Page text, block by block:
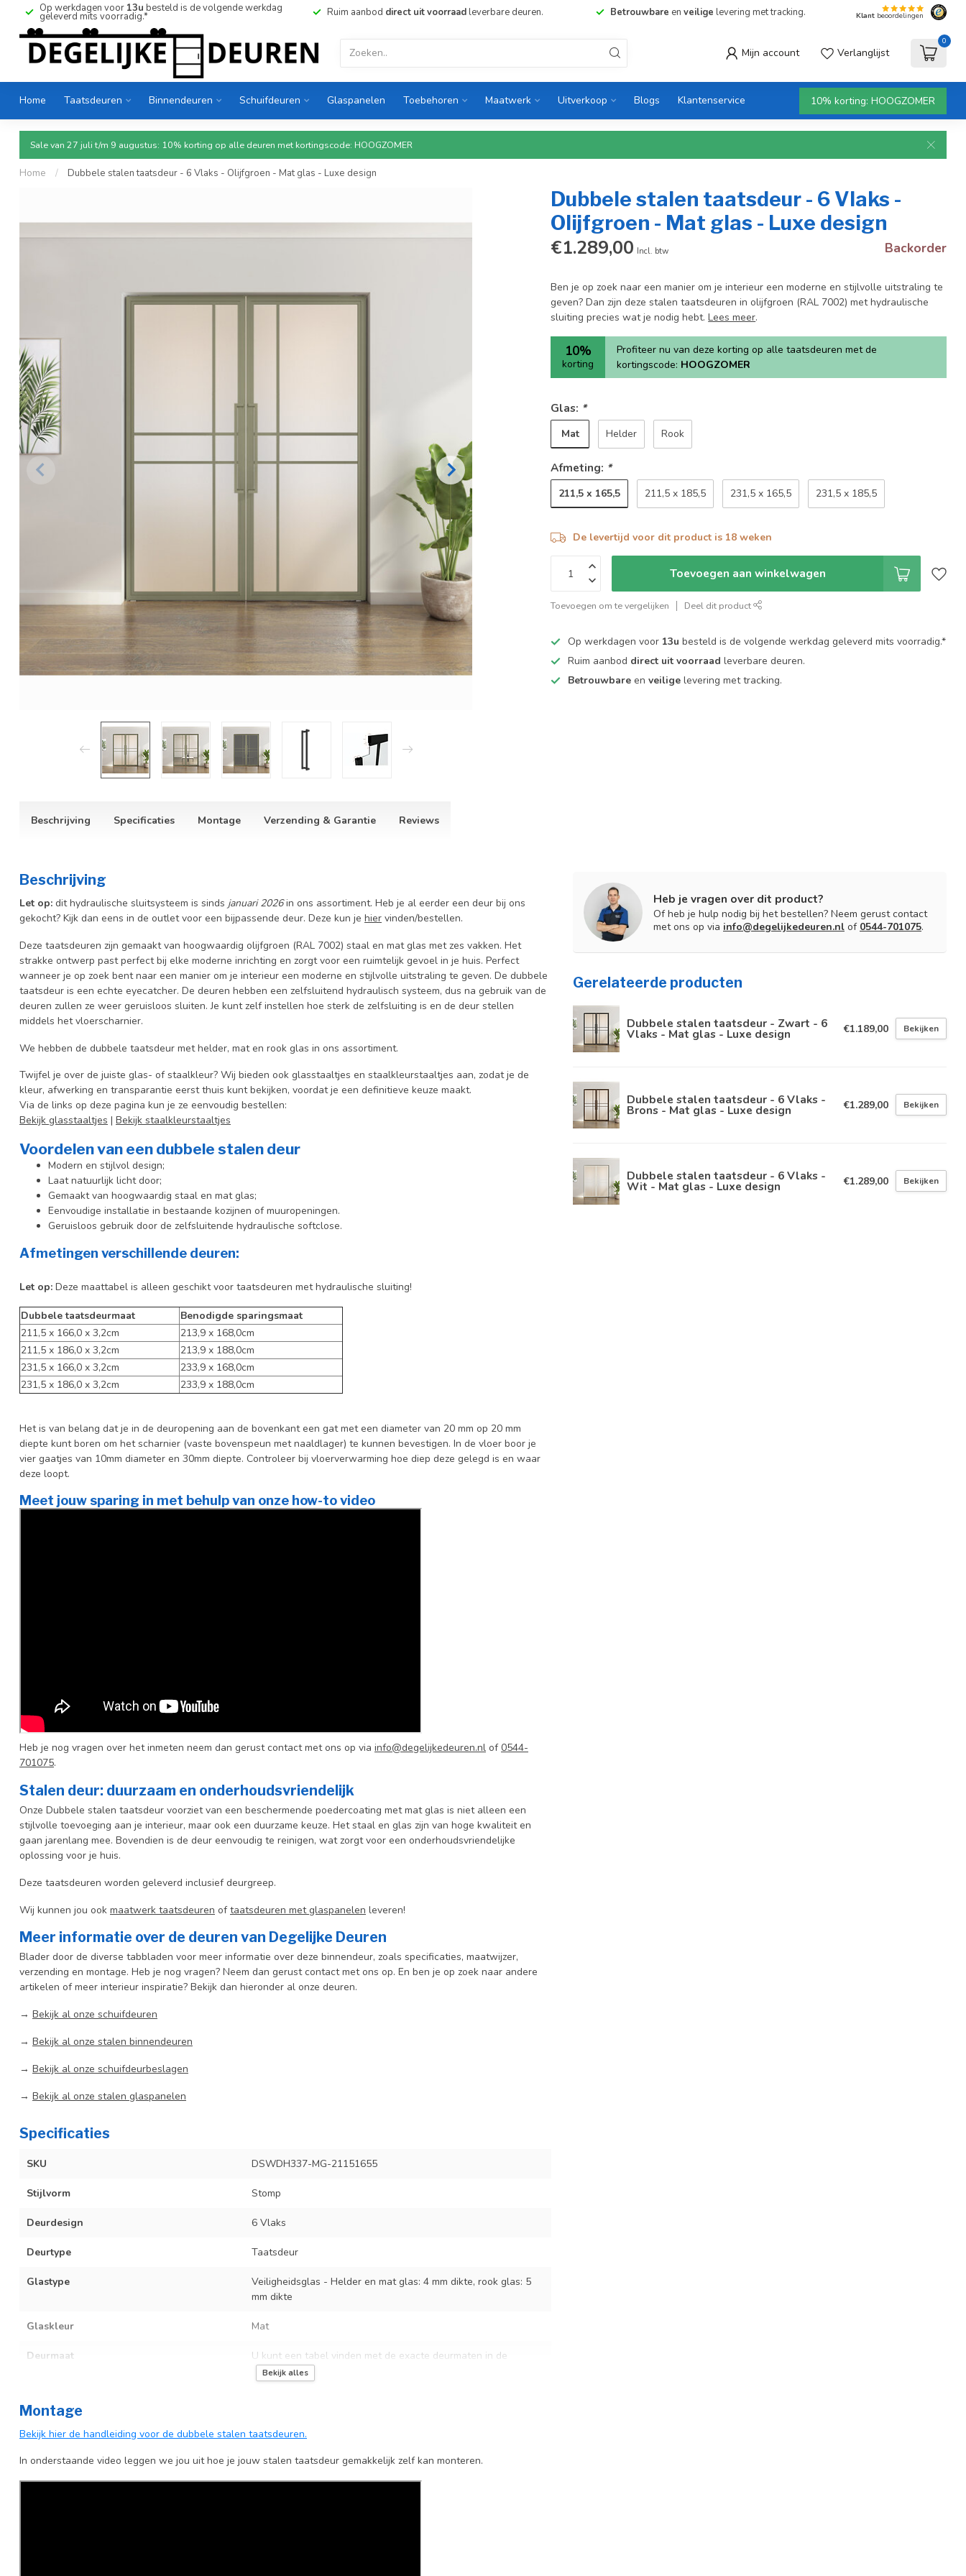
Op werkdagen voor 13u besteld is de volgende werkdag
geleverd mits voorradig.* Ruim aanbod direct uit voorraadleverbare deuren. Betrouwbare en veilige levering met tracking. Klant beoordelingen
Mijn account Verlanglijst
0
Home Taatsdeuren Binnendeuren Schuifdeuren Glaspanelen Toebehoren Maatwerk Uitverkoop Blogs Klantenservice 10% korting: HOOGZOMER
Sale van 27 juli t/m 9 augustus: 10% korting op alle deuren met kortingscode: HOOGZOMER
Home / Dubbele stalen taatsdeur - 6 Vlaks - Olijfgroen - Mat glas - Luxe design
Dubbele stalen taatsdeur - 6 Vlaks -
Olijfgroen - Mat glas - Luxe design
€1.289,00 Incl. btw Backorder
Ben je op zoek naar een manier om je interieur een moderne en stijlvolle uitstraling te
geven? Dan zijn deze stalen taatsdeuren in olijfgroen (RAL 7002) met hydraulische
sluiting precies wat je nodig hebt.Lees meer.
10%
korting
Profiteer nu van deze korting op alle taatsdeuren met de
kortingscode: HOOGZOMER
Glas: *
Mat Helder Rook
Afmeting: *
211,5 x 165,5 211,5 x 185,5 231,5 x 165,5 231,5 x 185,5
De levertijd voor dit product is 18 weken
Toevoegen aan winkelwagen
Toevoegen om te vergelijken Deel dit product
Op werkdagen voor 13u besteld is de volgende werkdag geleverd mits voorradig.*
Ruim aanbod direct uit voorraad leverbare deuren.
Betrouwbare enveiligelevering met tracking.
Beschrijving Specificaties Montage Verzending & Garantie Reviews
Beschrijving
Let op: dit hydraulische sluitsysteem is sinds januari 2026in ons assortiment. Heb je al eerder een deur bij ons
gekocht? Kijk dan eens in de outlet voor een bijpassende deur. Deze kun je hier vinden/bestellen.
Deze taatsdeuren zijn gemaakt van hoogwaardig olijfgroen (RAL 7002) staal en mat glas met zes vakken. Het
strakke ontwerp past perfect bij elke moderne inrichting en zorgt voor een ruimtelijk gevoel in je huis. Perfect
wanneer je op zoek bent naar een manier om je interieur een moderne en stijlvolle uitstraling te geven. De dubbele
taatsdeur is een echte eyecatcher. De deuren hebben een zelfsluitend hydraulisch systeem, dus na gebruik van de
deuren zullen ze weer geruisloos sluiten. Je kunt zelf instellen hoe sterk de zelfsluiting is en de deur stellen
middels het vloerscharnier.
We hebben de dubbele taatsdeur met helder, mat en rook glas in ons assortiment.
Twijfel je over de juiste glas- of staalkleur? Wij bieden ook glasstaaltjes en staalkleurstaaltjes aan, zodat je de
kleur, afwerking en transparantie eerst thuis kunt bekijken, voordat je een definitieve keuze maakt.
Via de links op deze pagina kun je ze eenvoudig bestellen:
Bekijk glasstaaltjes | Bekijk staalkleurstaaltjes
Voordelen van een dubbele stalen deur
Modern en stijlvol design;
Laat natuurlijk licht door;
Gemaakt van hoogwaardig staal en mat glas;
Eenvoudige installatie in bestaande kozijnen of muuropeningen.
Geruisloos gebruik door de zelfsluitende hydraulische softclose.
Afmetingen verschillende deuren:
Let op: Deze maattabel is alleen geschikt voor taatsdeuren met hydraulische sluiting!
Dubbele taatsdeurmaat
Benodigde sparingsmaat
211,5 x 166,0 x 3,2cm
213,9 x 168,0cm
211,5 x 186,0 x 3,2cm
213,9 x 188,0cm
231,5 x 166,0 x 3,2cm
233,9 x 168,0cm
231,5 x 186,0 x 3,2cm
233,9 x 188,0cm
Het is van belang dat je in de deuropening aan de bovenkant een gat met een diameter van 20 mm op 20 mm
diepte kunt boren om het scharnier (vaste bovenspeun met naaldlager) te kunnen bevestigen. In de vloer boor je
vier gaatjes van 10mm diameter en 30mm diepte. Controleer bij vloerverwarming hoe diep deze gelegd is en waar
deze loopt.
Meet jouw sparing in met behulp van onze how-to video
Heb je nog vragen over het inmeten neem dan gerust contact met ons op via info@degelijkedeuren.nl of0544-
701075.
Stalen deur: duurzaam en onderhoudsvriendelijk
Onze Dubbele stalen taatsdeur voorziet van een beschermende poedercoating met mat glas is niet alleen een
stijlvolle toevoeging aan je interieur, maar ook een duurzame keuze. Het staal en glas zijn van hoge kwaliteit en
gaan jarenlang mee. Bovendien is de deur eenvoudig te reinigen, wat zorgt voor een onderhoudsvriendelijke
oplossing voor je huis.
Deze taatsdeuren worden geleverd inclusief deurgreep.
Wij kunnen jou ook maatwerk taatsdeuren oftaatsdeuren met glaspanelen leveren!
Meer informatie over de deuren van Degelijke Deuren
Blader door de diverse tabbladen voor meer informatie over deze binnendeur, zoals specificaties, maatwijzer,
verzending en montage. Heb je nog vragen? Neem dan gerust contact met ons op. En ben je op zoek naar andere
artikelen of meer interieur inspiratie? Bekijk dan hieronder al onze deuren.
→ Bekijk al onze schuifdeuren
→ Bekijk al onze stalen binnendeuren
→ Bekijk al onze schuifdeurbeslagen
→ Bekijk al onze stalen glaspanelen
Specificaties
SKU DSWDH337-MG-21151655
Stijlvorm Stomp
Deurdesign 6 Vlaks
Deurtype Taatsdeur
Glastype
Veiligheidsglas - Helder en mat glas: 4 mm dikte, rook glas: 5
mm dikte
Glaskleur Mat
Deurmaat
U kunt een tabel vinden met de exacte deurmaten in de
producttekst boven dit specificatievak.
Incl. deurgreep
Afdekkap vloerscharnier (uitsluitend
Incl. zwart kapje
Bekijk alles
Montage
Bekijk hier de handleiding voor de dubbele stalen taatsdeuren.
In onderstaande video leggen we jou uit hoe je jouw stalen taatsdeur gemakkelijk zelf kan monteren.
Heb je vragen over dit product?
Of heb je hulp nodig bij het bestellen? Neem gerust contact
met ons op via info@degelijkedeuren.nl of 0544-701075.
Gerelateerde producten
Dubbele stalen taatsdeur - Zwart - 6
Vlaks - Mat glas - Luxe design €1.189,00 Bekijken
Dubbele stalen taatsdeur - 6 Vlaks -
Brons - Mat glas - Luxe design €1.289,00 Bekijken
Dubbele stalen taatsdeur - 6 Vlaks -
Wit - Mat glas - Luxe design €1.289,00 Bekijken